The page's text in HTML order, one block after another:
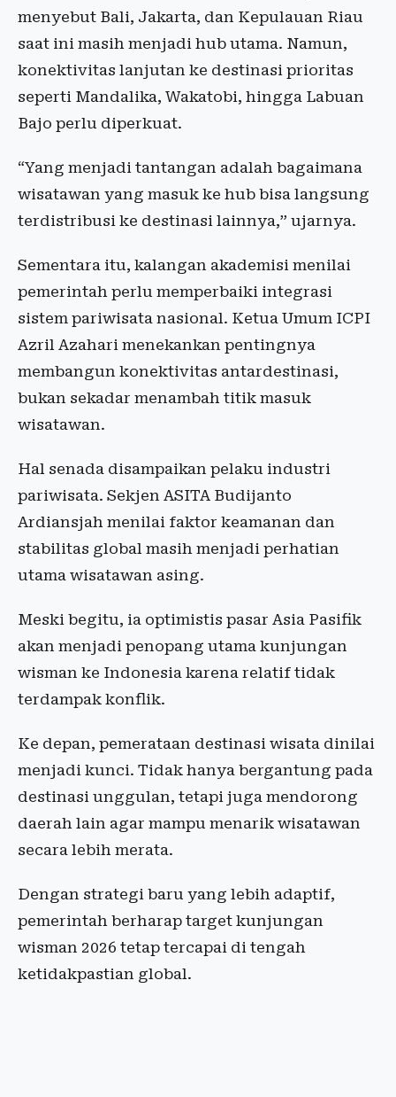
menyebut Bali, Jakarta, dan Kepulauan Riau
saat ini masih menjadi hub utama. Namun,
konektivitas lanjutan ke destinasi prioritas
seperti Mandalika, Wakatobi, hingga Labuan
Bajo perlu diperkuat.
“Yang menjadi tantangan adalah bagaimana
wisatawan yang masuk ke hub bisa langsung
terdistribusi ke destinasi lainnya,” ujarnya.
Sementara itu, kalangan akademisi menilai
pemerintah perlu memperbaiki integrasi
sistem pariwisata nasional. Ketua Umum ICPI
Azril Azahari menekankan pentingnya
membangun konektivitas antardestinasi,
bukan sekadar menambah titik masuk
wisatawan.
Hal senada disampaikan pelaku industri
pariwisata. Sekjen ASITA Budijanto
Ardiansjah menilai faktor keamanan dan
stabilitas global masih menjadi perhatian
utama wisatawan asing.
Meski begitu, ia optimistis pasar Asia Pasifik
akan menjadi penopang utama kunjungan
wisman ke Indonesia karena relatif tidak
terdampak konflik.
Ke depan, pemerataan destinasi wisata dinilai
menjadi kunci. Tidak hanya bergantung pada
destinasi unggulan, tetapi juga mendorong
daerah lain agar mampu menarik wisatawan
secara lebih merata.
Dengan strategi baru yang lebih adaptif,
pemerintah berharap target kunjungan
wisman 2026 tetap tercapai di tengah
ketidakpastian global.